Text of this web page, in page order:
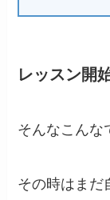
レッスン開
そんなこんな
その時はまだ